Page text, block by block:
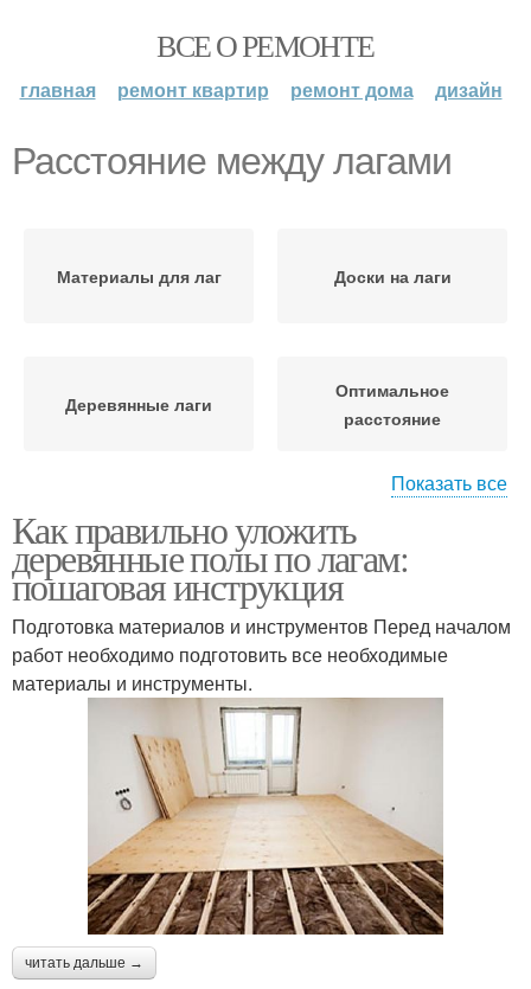
ВСЕ О РЕМОНТЕ
главная ремонт квартир ремонт дома дизайн
Расстояние между лагами
Материалы для лаг Доски на лаги
Деревянные лаги
Оптимальное
расстояние
Доски на лагах Металлические лаги
Комбинированные лаги Лаг к основанию
Лаг между
деревянными
бобышками
уголкам
Монтаж по лагам
Лаги из сибирской
лиственницы
Показать все
Как правильно уложить
деревянные полы по лагам:
пошаговая инструкция
Подготовка материалов и инструментов Перед началом
работ необходимо подготовить все необходимые
материалы и инструменты.
читать дальше →